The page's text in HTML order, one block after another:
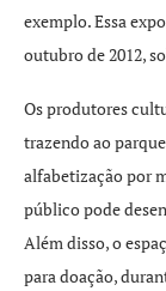
exemplo. Essa
outubro de 2012,
Os produtores
trazendo ao parque
alfabetização por
público pode
Além disso, o
para doação,